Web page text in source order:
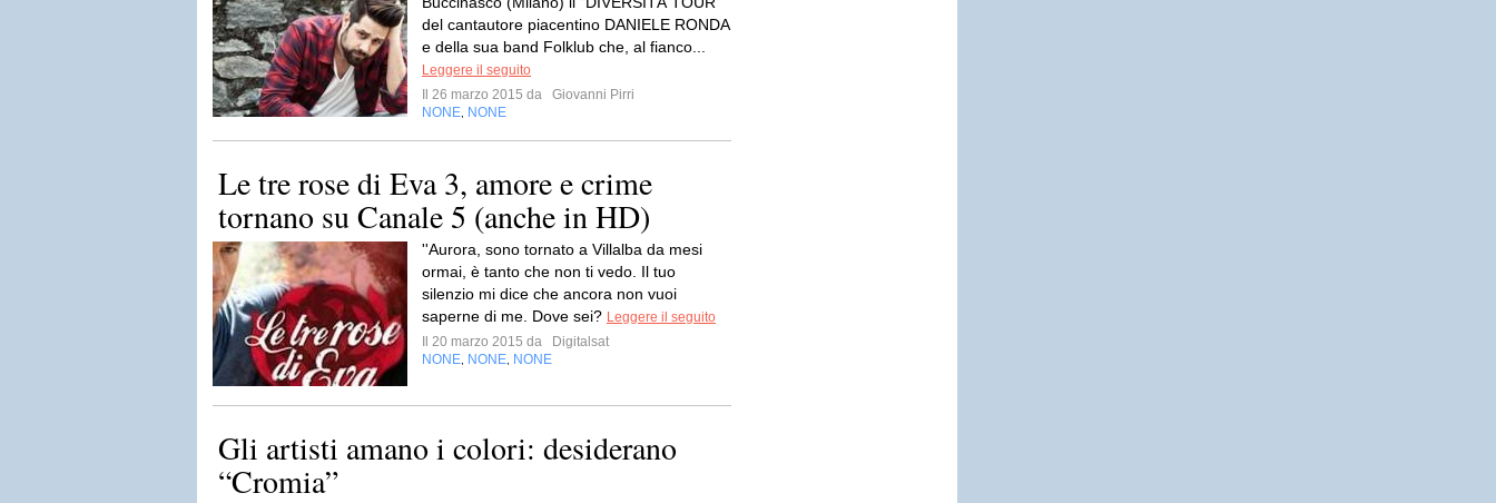
del cantautore piacentino DANIELE RONDA
e della sua band Folklub che, al fianco...
Leggere il seguito
Il 26 marzo 2015 da
Giovanni Pirri
NONE NONE
Le tre rose di Eva 3, amore e crime
tornano su Canale 5 (anche in HD)
''Aurora, sono tornato a Villalba da mesi
ormai, è tanto che non ti vedo. Il tuo
silenzio mi dice che ancora non vuoi
saperne di me. Dove sei? Leggere il seguito
Il 20 marzo 2015 da
Digitalsat
NONE NONE NONE
Gli artisti amano i colori: desiderano
“Cromia”